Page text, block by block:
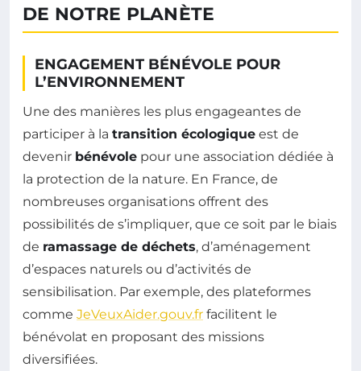
DE NOTRE PLANÈTE
ENGAGEMENT BÉNÉVOLE POUR
L’ENVIRONNEMENT
Une des manières les plus engageantes de
participer à la transition écologique est de
devenir bénévole pour une association dédiée à
la protection de la nature. En France, de
nombreuses organisations offrent des
possibilités de s’impliquer, que ce soit par le biais
de ramassage de déchets, d’aménagement
d’espaces naturels ou d’activités de
sensibilisation. Par exemple, des plateformes
comme JeVeuxAider.gouv.fr facilitent le
bénévolat en proposant des missions
diversifiées.